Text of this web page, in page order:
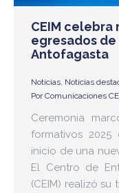
CEIM celebra
egresados de
Antofagasta
Noticias, Noticias
PorComunicaciones
Ceremonia
formativos
inicio de una
El Centro de
(CEIM) realizó